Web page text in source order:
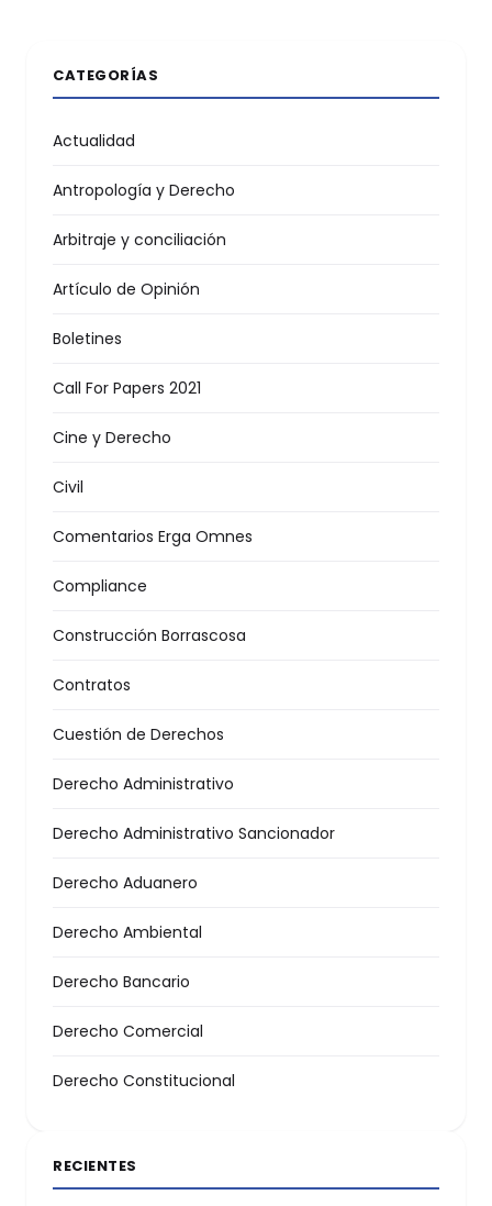
CATEGORÍAS
Actualidad
Antropología y Derecho
Arbitraje y conciliación
Artículo de Opinión
Boletines
Call For Papers 2021
Cine y Derecho
Civil
Comentarios Erga Omnes
Compliance
Construcción Borrascosa
Contratos
Cuestión de Derechos
Derecho Administrativo
Derecho Administrativo Sancionador
Derecho Aduanero
Derecho Ambiental
Derecho Bancario
Derecho Comercial
Derecho Constitucional
RECIENTES